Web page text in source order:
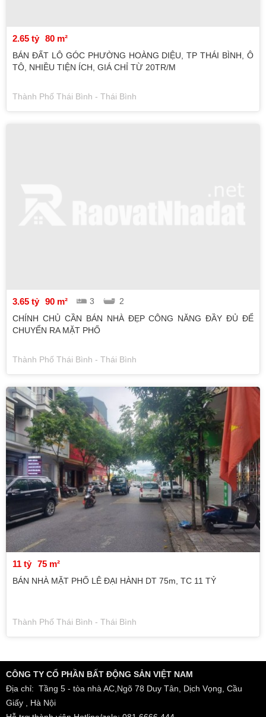
2.65 tỷ 80 m²
BÁN ĐẤT LÔ GÓC PHƯỜNG HOÀNG DIỆU, TP THÁI BÌNH, Ô
TÔ, NHIỀU TIỆN ÍCH, GIÁ CHỈ TỪ 20TR/M
Thành Phố Thái Bình - Thái Bình
3.65 tỷ 90 m² 3
2
CHÍNH CHỦ CẦN BÁN NHÀ ĐẸP CÔNG NĂNG ĐẦY ĐỦ ĐỂ
CHUYỂN RA MẶT PHỐ
Thành Phố Thái Bình - Thái Bình
11 tỷ 75 m²
BÁN NHÀ MẶT PHỐ LÊ ĐẠI HÀNH DT 75m, TC 11 TỶ
Thành Phố Thái Bình - Thái Bình
CÔNG TY CỔ PHẦN BẤT ĐỘNG SẢN VIỆT NAM
Địa chỉ: Tầng 5 - tòa nhà AC,Ngõ 78 Duy Tân, Dịch Vọng, Cầu
Giấy , Hà Nội